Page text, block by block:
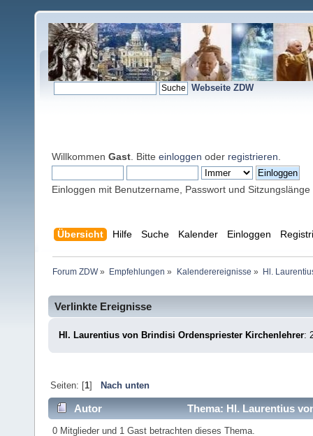
Webseite ZDW
Willkommen Gast . Bitte einloggen oder registrieren
Einloggen mit Benutzername, Passwort und Sitzungslänge
Übersicht Hilfe Suche Kalender Einloggen
Forum ZDW» Empfehlungen » Kalenderereignisse » Hl.
Verlinkte Ereignisse
Hl. Laurentius von Brindisi Ordenspriester Kirchenlehrer:
Seiten: [1] Nach unten
Autor Thema: Hl. Laurentius
0 Mitglieder und 1 Gast betrachten dieses Thema.